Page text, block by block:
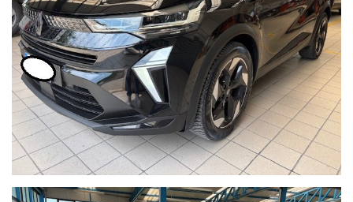
UNO DEI NOSTRI RESPONSABILI SARA' A TUA DISPOSIZIONE
PER LA SCELTA GIUSTA!!!
!!AL FINE DI GARANTIRVI UN MIGLIOR SERVIZIO
E'PREFERIBILE FISSARE UN APPUNTAMENTO CON UN
NOSTRO VENDITORE !!
NB.
Il costo del passaggio di proprieta' varia in base ai kw della
vettura , ed è a carico dell'acquirente salvo diverse offerte.
il valore della permuta puo' essere stabilito solo previa visione.
Ricordiamo che la dotazione tecnica e gli optional potrebbero, in
alcuni casi, differire dall'effettivo equipaggiamento della vettura.